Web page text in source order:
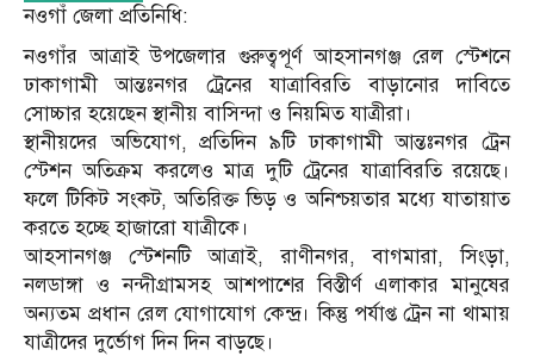
নওগাঁ জেলা প্রতিনিধি:
নওগাঁর আত্রাই উপজেলার গুরুত্বপূর্ণ আহসানগঞ্জ রেল স্টেশনে
ঢাকাগামী আন্তঃনগর ট্রেনের যাত্রাবিরতি বাড়ানোর দাবিতে
সোচ্চার হয়েছেন স্থানীয় বাসিন্দা ও নিয়মিত যাত্রীরা।
স্থানীয়দের অভিযোগ, প্রতিদিন ৯টি ঢাকাগামী আন্তঃনগর ট্রেন
স্টেশন অতিক্রম করলেও মাত্র দুটি ট্রেনের যাত্রাবিরতি রয়েছে।
ফলে টিকিট সংকট, অতিরিক্ত ভিড় ও অনিশ্চয়তার মধ্যে যাতায়াত
করতে হচ্ছে হাজারো যাত্রীকে।
আহসানগঞ্জ স্টেশনটি আত্রাই, রাণীনগর, বাগমারা, সিংড়া,
নলডাঙ্গা ও নন্দীগ্রামসহ আশপাশের বিস্তীর্ণ এলাকার মানুষের
অন্যতম প্রধান রেল যোগাযোগ কেন্দ্র। কিন্তু পর্যাপ্ত ট্রেন না থামায়
যাত্রীদের দুর্ভোগ দিন দিন বাড়ছে।